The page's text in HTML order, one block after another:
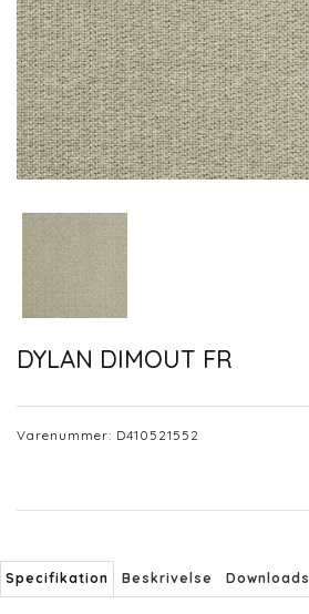
DYLAN DIMOUT FR
Varenummer: D410521552
Specifikation Beskrivelse Downloads